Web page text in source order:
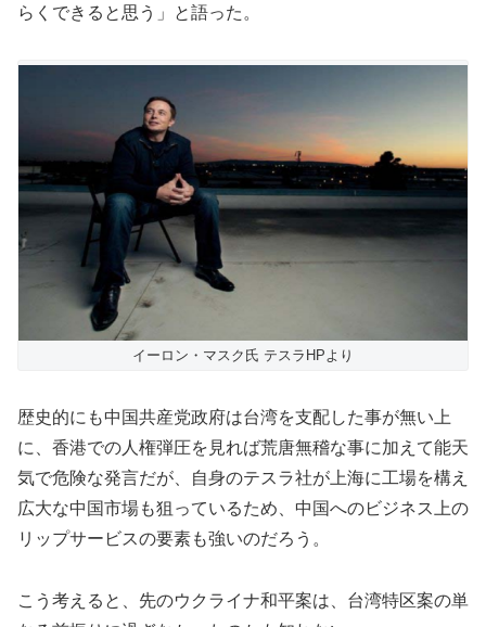
らくできると思う」と語った。
イーロン・マスク氏 テスラHPより
歴史的にも中国共産党政府は台湾を支配した事が無い上
に、香港での人権弾圧を見れば荒唐無稽な事に加えて能天
気で危険な発言だが、自身のテスラ社が上海に工場を構え
広大な中国市場も狙っているため、中国へのビジネス上の
リップサービスの要素も強いのだろう。
こう考えると、先のウクライナ和平案は、台湾特区案の単